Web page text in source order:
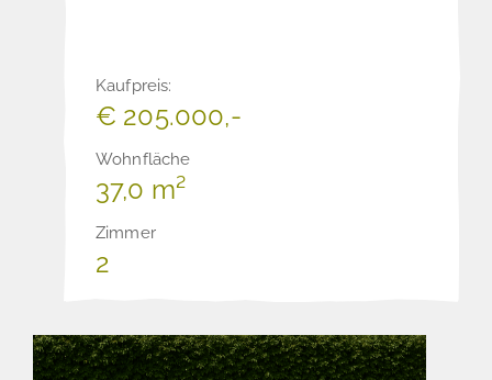
Kaufpreis:
€ 205.000,-
Wohnfläche
37,0 m²
Zimmer
2